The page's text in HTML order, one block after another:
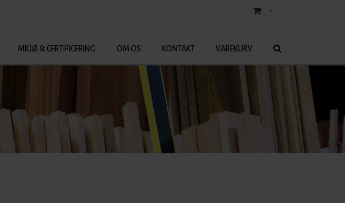
MILJØ & CERTIFICERING OM OS KONTAKT VAREKURV